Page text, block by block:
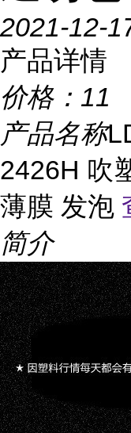
2021-12-
产品详情
价格： 11
产品名称
2426H 吹
薄膜 发泡
简介